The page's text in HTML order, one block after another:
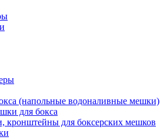
(напольные водоналивные мешки)
для бокса
кронштейны для боксерских мешков